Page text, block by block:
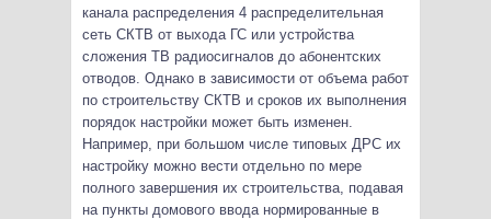
канала распределения 4 распределительная
сеть СКТВ от выхода ГС или устройства
сложения ТВ радиосигналов до абонентских
отводов. Однако в зависимости от объема работ
по строительству СКТВ и сроков их выполнения
порядок настройки может быть изменен.
Например, при большом числе типовых ДРС их
настройку можно вести отдельно по мере
полного завершения их строительства, подавая
на пункты домового ввода нормированные в